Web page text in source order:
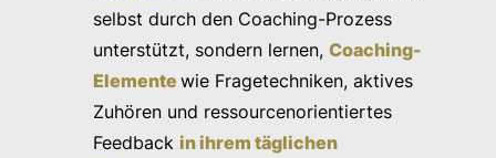
selbst durch den Coaching-Prozess
unterstützt, sondern lernen,Coaching-
Elementewie Fragetechniken, aktives
Zuhören und ressourcenorientiertes
Feedback in ihrem täglichen